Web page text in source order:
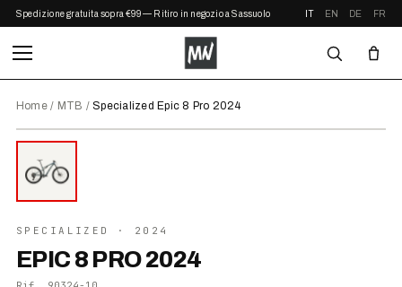
Spedizione gratuita sopra €99 — Ritiro in negozio a Sassuolo IT EN DE FR
Home/ MTB / Specialized Epic 8 Pro 2024
SPECIALIZED · 2024
EPIC 8 PRO 2024